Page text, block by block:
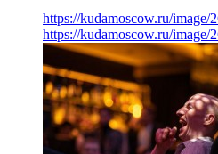
https://kudamoscow.ru/image/
https://kudamoscow.ru/image/